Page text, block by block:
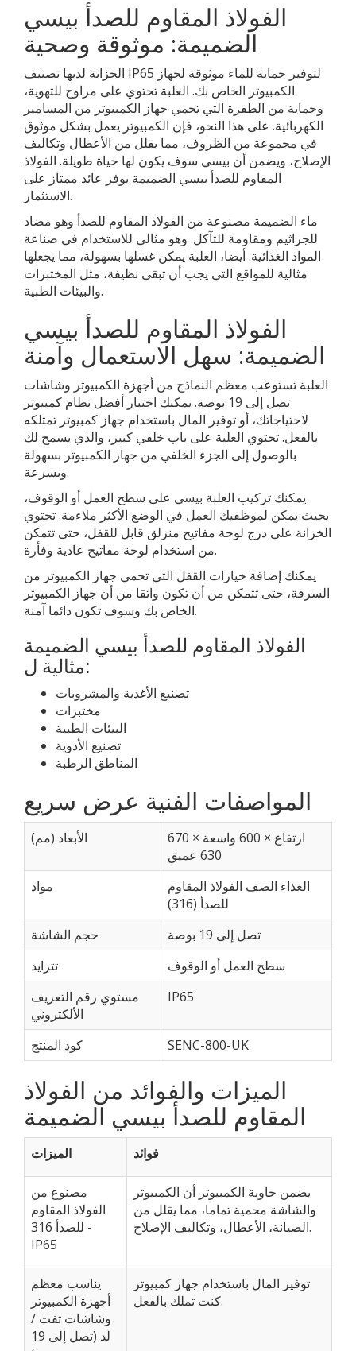
الفولاذ المقاوم للصدأ بيسي
الضميمة: موثوقة وصحية
الخزانة لديها تصنيف IP65 لتوفير حماية للماء موثوقة لجهاز
الكمبيوتر الخاص بك. العلبة تحتوي على مراوح للتهوية،
وحماية من الطفرة التي تحمي جهاز الكمبيوتر من المسامير
الكهربائية. على هذا النحو، فإن الكمبيوتر يعمل بشكل موثوق
في مجموعة من الظروف، مما يقلل من الأعطال وتكاليف
الإصلاح، ويضمن أن بيسي سوف يكون لها حياة طويلة. الفولاذ
المقاوم للصدأ بيسي الضميمة يوفر عائد ممتاز على
الاستثمار.
ماء الضميمة مصنوعة من الفولاذ المقاوم للصدأ وهو مضاد
للجراثيم ومقاومة للتآكل. وهو مثالي للاستخدام في صناعة
المواد الغذائية. أيضا، العلبة يمكن غسلها بسهولة، مما يجعلها
مثالية للمواقع التي يجب أن تبقى نظيفة، مثل المختبرات
والبيئات الطبية.
الفولاذ المقاوم للصدأ بيسي
الضميمة: سهل الاستعمال وآمنة
العلبة تستوعب معظم النماذج من أجهزة الكمبيوتر وشاشات
تصل إلى 19 بوصة. يمكنك اختيار أفضل نظام كمبيوتر
لاحتياجاتك، أو توفير المال باستخدام جهاز كمبيوتر تمتلكه
بالفعل. تحتوي العلبة على باب خلفي كبير، والذي يسمح لك
بالوصول إلى الجزء الخلفي من جهاز الكمبيوتر بسهولة
وبسرعة.
يمكنك تركيب العلبة بيسي على سطح العمل أو الوقوف،
بحيث يمكن لموظفيك العمل في الوضع الأكثر ملاءمة. تحتوي
الخزانة على درج لوحة مفاتيح منزلق قابل للقفل، حتى تتمكن
من استخدام لوحة مفاتيح عادية وفأرة.
يمكنك إضافة خيارات القفل التي تحمي جهاز الكمبيوتر من
السرقة، حتى تتمكن من أن تكون واثقا من أن جهاز الكمبيوتر
الخاص بك وسوف تكون دائما آمنة.
الفولاذ المقاوم للصدأ بيسي الضميمة
مثالية ل:
تصنيع الأغذية والمشروبات
مختبرات
البيئات الطبية
تصنيع الأدوية
المناطق الرطبة
المواصفات الفنية عرض سريع
الأبعاد (مم)
670 ارتفاع × 600 واسعة ×
630 عميق
مواد
الغذاء الصف الفولاذ المقاوم
للصدأ (316)
حجم الشاشة
تصل إلى 19 بوصة
تتزايد
سطح العمل أو الوقوف
مستوي رقم التعريف
الألكتروني
IP65
كود المنتج SENC-800-UK
الميزات والفوائد من الفولاذ
المقاوم للصدأ بيسي الضميمة
الميزات فوائد
مصنوع من
الفولاذ المقاوم
للصدأ 316 -
IP65
يضمن حاوية الكمبيوتر أن الكمبيوتر
والشاشة محمية تماما، مما يقلل من
الصيانة، الأعطال، وتكاليف الإصلاح.
يناسب معظم
أجهزة الكمبيوتر
وشاشات تفت /
لد (تصل إلى 19
توفير المال باستخدام جهاز كمبيوتر
كنت تملك بالفعل.